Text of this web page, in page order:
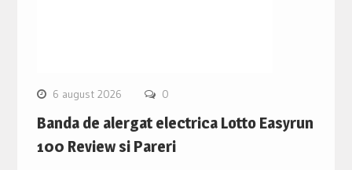
6 august 2026 0
Banda de alergat electrica Lotto Easyrun
100 Review si Pareri